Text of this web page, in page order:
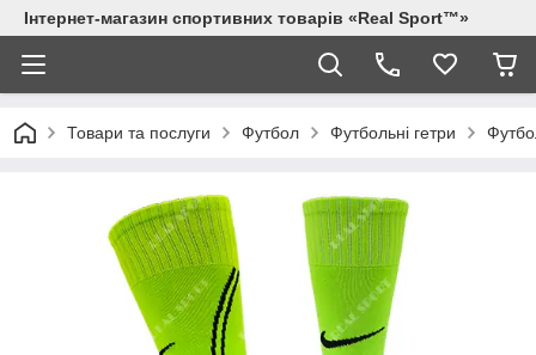
Інтернет-магазин спортивних товарів «Real Sport™»
Товари та послуги Футбол Футбольні гетри